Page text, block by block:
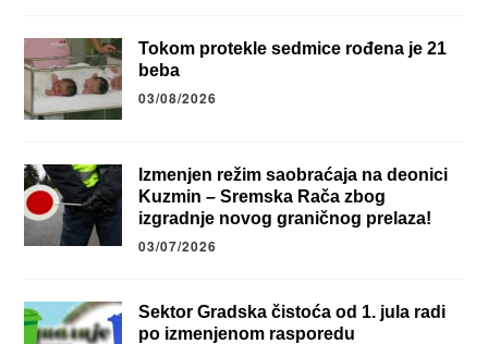
Tokom protekle sedmice rođena je 21
beba
03/08/2026
Izmenjen režim saobraćaja na deonici
Kuzmin – Sremska Rača zbog
izgradnje novog graničnog prelaza!
03/07/2026
Sektor Gradska čistoća od 1. jula radi
po izmenjenom rasporedu